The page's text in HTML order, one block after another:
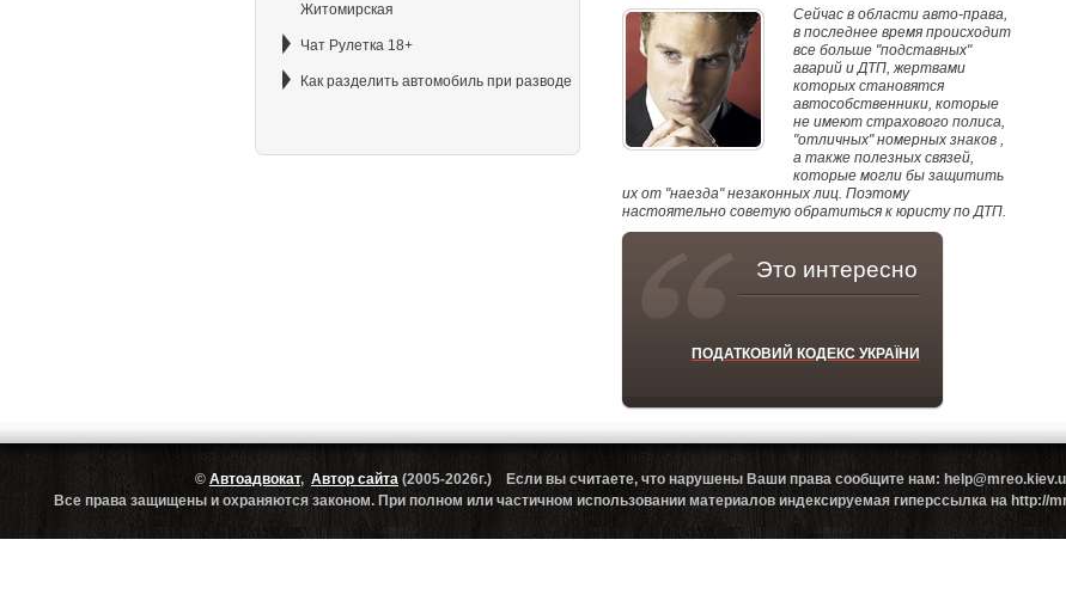
Житомирская
Чат Рулетка 18+
Как разделить автомобиль при разводе
Сейчас в области авто-права,
в последнее время происходит
все больше "подставных"
аварий и ДТП, жертвами
которых становятся
автособственники, которые
не имеют страхового полиса,
"отличных" номерных знаков ,
а также полезных связей,
которые могли бы защитить
их от "наезда" незаконных лиц. Поэтому
настоятельно советую обратиться к юристу по ДТП.
Это интересно
ПОДАТКОВИЙ КОДЕКС УКРАЇНИ
© Автоадвокат, Автор сайта (2005-2026г.) Если вы считаете, что нарушены Ваши права сообщите нам:
Все права защищены и охраняются законом. При полном или частичном использовании материалов индексируемая гиперссылка на http://